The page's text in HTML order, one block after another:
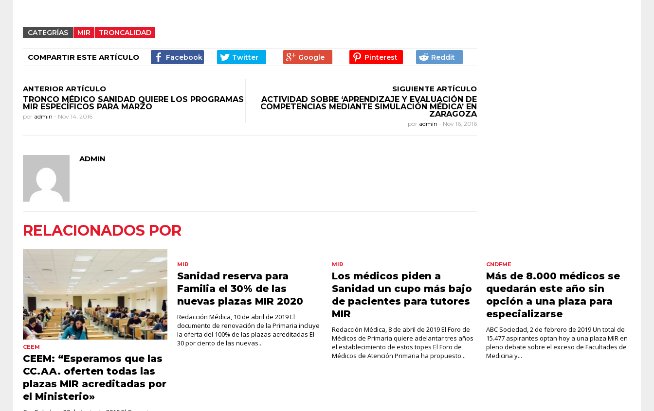
CATEGRÍAS MIR TRONCALIDAD
COMPARTIR ESTE ARTÍCULO
ANTERIOR ARTÍCULO
TRONCO MÉDICO SANIDAD QUIERE LOS PROGRAMAS
MIR ESPECÍFICOS PARA MARZO
por admin - Nov 14, 2016
SIGUIENTE ARTÍCULO
ACTIVIDAD SOBRE ‘APRENDIZAJE Y EVALUACIÓN DE
COMPETENCIAS MEDIANTE SIMULACIÓN MÉDICA’ EN
ZARAGOZA
por admin - Nov 16, 2016
ADMIN
RELACIONADOS POR
CEEM
CEEM: “Esperamos que las
CC.AA. oferten todas las
plazas MIR acreditadas por
el Ministerio»
MIR
Sanidad reserva para
Familia el 30% de las
nuevas plazas MIR 2020
Redacción Médica, 10 de abril de 2019 El
documento de renovación de la Primaria incluye
la oferta del 100% de las plazas acreditadas El
30 por ciento de las nuevas...
MIR
Los médicos piden a
Sanidad un cupo más bajo
de pacientes para tutores
MIR
Redacción Médica, 8 de abril de 2019 El Foro de
Médicos de Primaria quiere adelantar tres años
el establecimiento de estos topes El Foro de
Médicos de Atención Primaria ha propuesto...
CNDFME
Más de 8.000 médicos se
quedarán este año sin
opción a una plaza para
especializarse
ABC Sociedad, 2 de febrero de 2019 Un total de
15.477 aspirantes optan hoy a una plaza MIR en
pleno debate sobre el exceso de Facultades de
Medicina y...